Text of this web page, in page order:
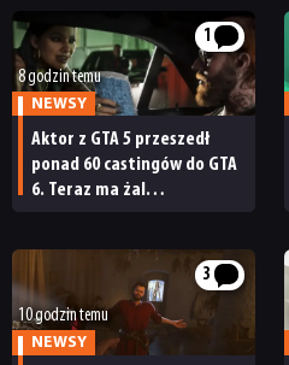
1
8 godzin temu
NEWSY
Aktor z GTA 5 przeszedł
ponad 60 castingów do GTA
6. Teraz ma żal
3
10 godzin temu
NEWSY